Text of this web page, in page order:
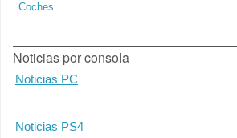
Coches
Noticias por consola
Noticias PC
Noticias PS4